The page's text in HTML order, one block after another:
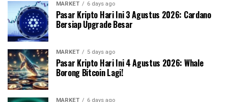
MARKET 6 days ago
Pasar Kripto Hari Ini 3 Agustus 2026: Cardano
Bersiap Upgrade Besar
MARKET 5 days ago
Pasar Kripto Hari Ini 4 Agustus 2026: Whale
Borong Bitcoin Lagi!
MARKET 6 days ago